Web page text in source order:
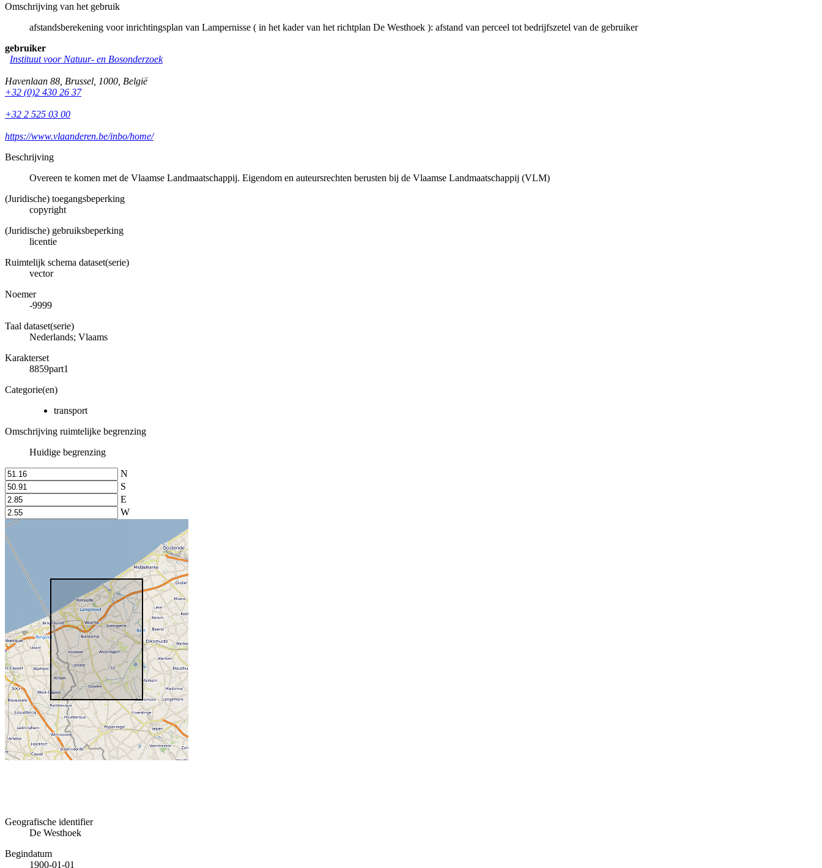
Omschrijving van het gebruik
afstandsberekening voor inrichtingsplan van Lampernisse ( in het kader van het richtplan De Westhoek ): afstand van perceel tot bedrijfszetel van de gebruiker
gebruiker
Instituut voor Natuur- en Bosonderzoek
Havenlaan 88 Brussel 1000 België
+32 (0)2 430 26 37
+32 2 525 03 00
https://www.vlaanderen.be/inbo/home/
Beschrijving
Overeen te komen met de Vlaamse Landmaatschappij. Eigendom en auteursrechten berusten bij de Vlaamse Landmaatschappij (VLM)
(Juridische) toegangsbeperking
copyright
(Juridische) gebruiksbeperking
licentie
Ruimtelijk schema dataset(serie)
vector
Noemer
-9999
Taal dataset(serie)
Nederlands; Vlaams
Karakterset
8859part1
Categorie(en)
transport
Omschrijving ruimtelijke begrenzing
Huidige begrenzing
N
S
E
W
Geografische identifier
De Westhoek
Begindatum
1900-01-01